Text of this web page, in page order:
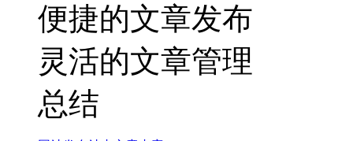
便捷的文章发布
灵活的文章管理
总结